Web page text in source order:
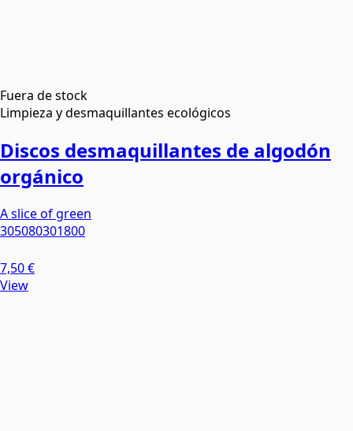
Fuera de stock
Limpieza y desmaquillantes ecológicos
Discos desmaquillantes de algodón
orgánico
A slice of green
305080301800
7,50 €
View